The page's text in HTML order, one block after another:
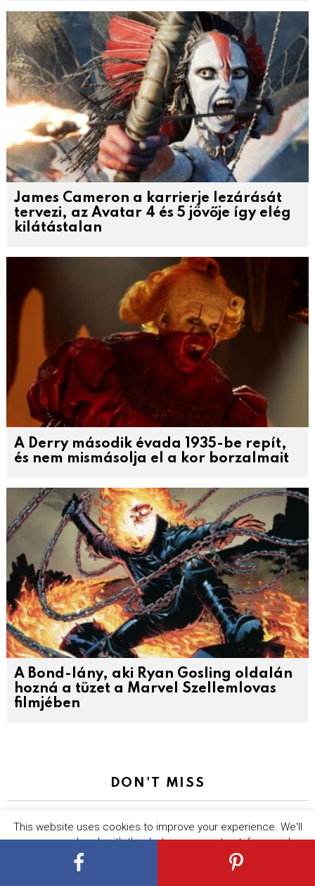
James Cameron a karrierje lezárását
tervezi, az Avatar 4 és 5 jövője így elég
kilátástalan
A Derry második évada 1935-be repít,
és nem mismásolja el a kor borzalmait
A Bond-lány, aki Ryan Gosling oldalán
hozná a tüzet a Marvel Szellemlovas
filmjében
DON'T MISS
This website uses cookies to improve your experience. We'll
assume you're ok with this, but you can opt-out if you wish.